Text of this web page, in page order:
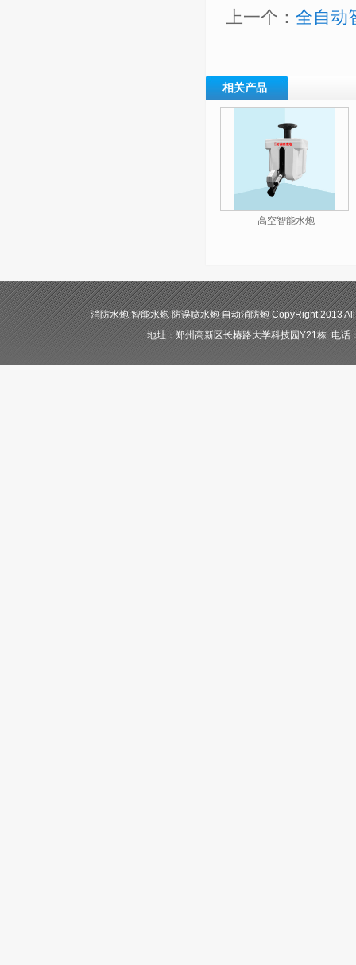
上一个： 全自动
相关产品
高空智能水炮
消防水炮 智能水炮 防误喷水炮 自动消防炮 CopyRight 2013
地址：郑州高新区长椿路大学科技园Y21栋 电